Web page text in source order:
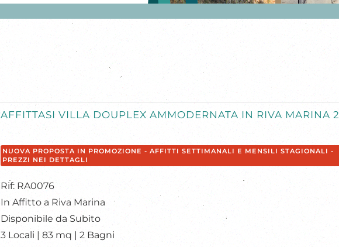
AFFITTASI VILLA DOUPLEX AMMODERNATA IN RIVA MARINA 2
NUOVA PROPOSTA IN PROMOZIONE - AFFITTI SETTIMANALI E MENSILI STAGIONALI -
PREZZI NEI DETTAGLI
Rif: RA0076
In Affitto a Riva Marina
Disponibile da Subito
3 Locali | 83 mq | 2 Bagni